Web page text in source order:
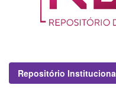
Repositório